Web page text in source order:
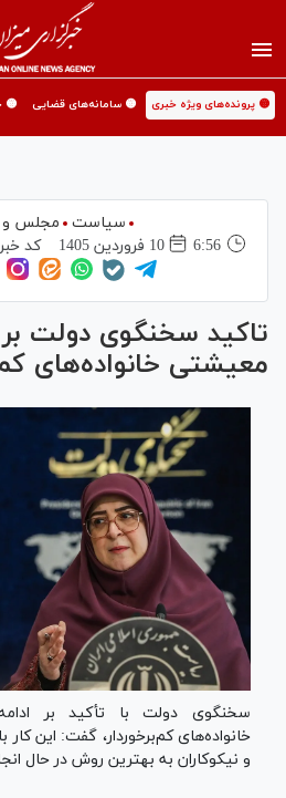
🟡 پرونده‌های ویژه خبری 🟡 سامانه‌های قضایی 🟡
سیاست
مجلس و
6:56
10 فروردين 1405 کد
تاکید سخنگوی دولت بر
معیشتی خانواده‌های
سخنگوی دولت با تأکید بر
خانواده‌های کم‌برخوردار، گفت: این
و نیکوکاران به بهترین روش در حال